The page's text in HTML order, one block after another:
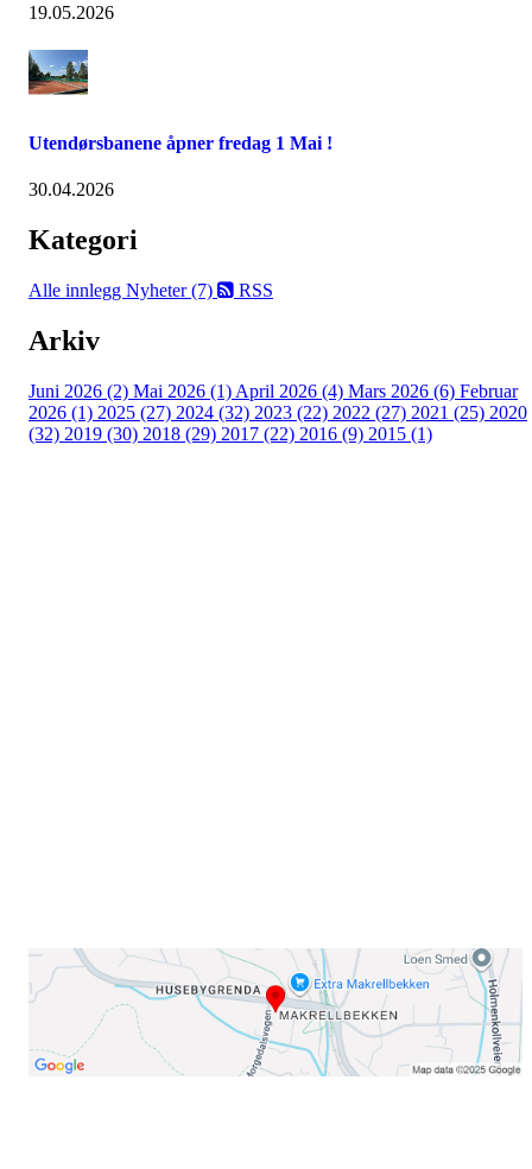
19.05.2026
Utendørsbanene åpner fredag 1 Mai !
30.04.2026
Kategori
Alle innlegg Nyheter (7) RSS
Arkiv
Juni 2026 (2) Mai 2026 (1) April 2026 (4) Mars 2026 (6) Februar
2026 (1) 2025 (27) 2024 (32) 2023 (22) 2022 (27) 2021 (25) 2020
(32) 2019 (30) 2018 (29) 2017 (22) 2016 (9) 2015 (1)